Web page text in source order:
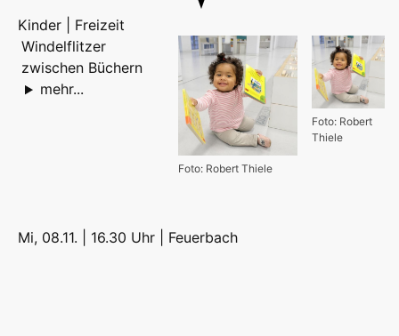
Kinder | Freizeit
Foto: Robert
Thiele
Foto: Robert Thiele
Windelflitzer
zwischen Büchern
mehr...
Mi, 08.11. | 16.30 Uhr | Feuerbach